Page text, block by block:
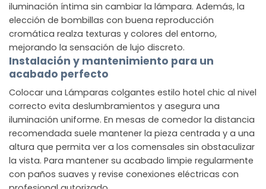
iluminación íntima sin cambiar la lámpara. Además, la
elección de bombillas con buena reproducción
cromática realza texturas y colores del entorno,
mejorando la sensación de lujo discreto.
Instalación y mantenimiento para un
acabado perfecto
Colocar una Lámparas colgantes estilo hotel chic al nivel
correcto evita deslumbramientos y asegura una
iluminación uniforme. En mesas de comedor la distancia
recomendada suele mantener la pieza centrada y a una
altura que permita ver a los comensales sin obstaculizar
la vista. Para mantener su acabado limpie regularmente
con paños suaves y revise conexiones eléctricas con